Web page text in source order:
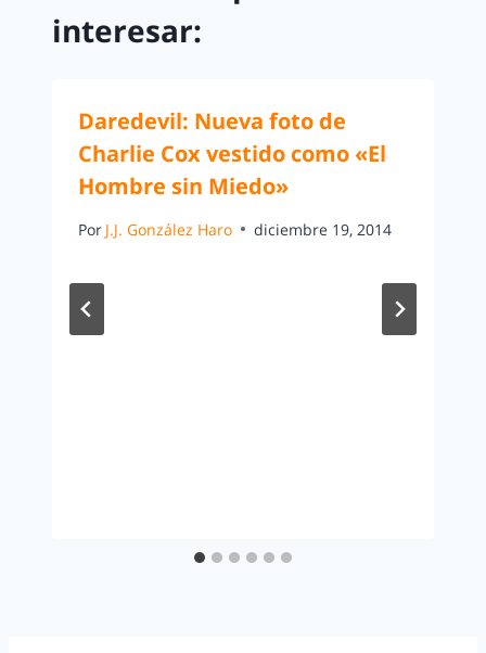
interesar:
Daredevil: Nueva foto de
Charlie Cox vestido como «El
Hombre sin Miedo»
Por J.J. González Haro diciembre 19, 2014